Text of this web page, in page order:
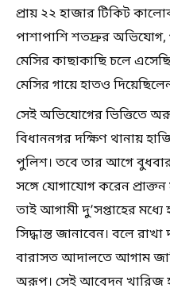
প্রায় ২২ হাজার টিকিট
পাশাপাশি শতদ্রুর অভিযোগ,
মেসির কাছাকাছি চলে
মেসির গায়ে হাতও
সেই অভিযোগের ভিত্তিতে
বিধাননগর দক্ষিণ থানায়
পুলিশ। তবে তার আগে বুধবার
সঙ্গে যোগাযোগ করেন
তাই আগামী দু’সপ্তাহের
সিদ্ধান্ত জানাবেন। বলে
বারাসত আদালতে আগাম
অরূপ। সেই আবেদন খারিজ